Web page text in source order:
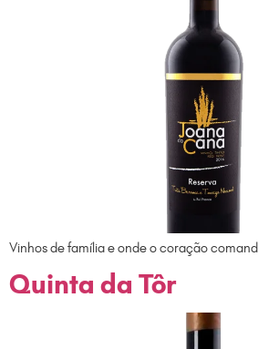
Vinhos de família e onde o coração
Quinta da Tôr